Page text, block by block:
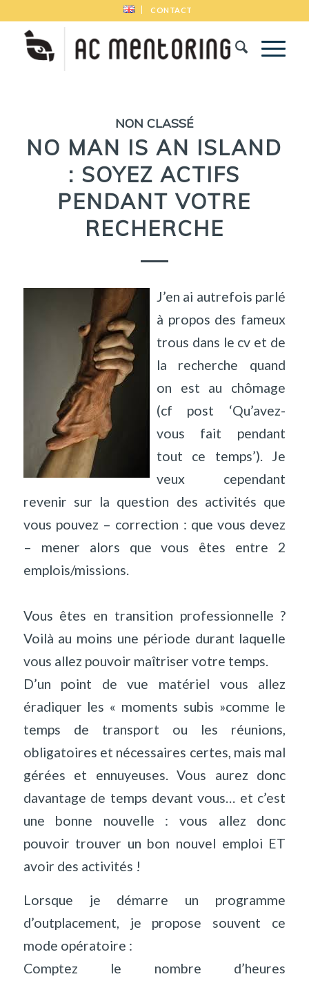
CONTACT
NON CLASSÉ
NO MAN IS AN ISLAND
: SOYEZ ACTIFS
PENDANT VOTRE
RECHERCHE
J’en ai autrefois parlé
à propos des fameux
trous dans le cv et de
la recherche quand
on est au chômage
(cf post ‘Qu’avez-
vous fait pendant
tout ce temps’). Je
veux cependant
revenir sur la question des activités que
vous pouvez – correction : que vous devez
– mener alors que vous êtes entre 2
emplois/missions.
Vous êtes en transition professionnelle ?
Voilà au moins une période durant laquelle
vous allez pouvoir maîtriser votre temps.
D’un point de vue matériel vous allez
éradiquer les « moments subis »comme le
temps de transport ou les réunions,
obligatoires et nécessaires certes, mais mal
gérées et ennuyeuses. Vous aurez donc
davantage de temps devant vous… et c’est
une bonne nouvelle : vous allez donc
pouvoir trouver un bon nouvel emploi ET
avoir des activités !
Lorsque je démarre un programme
d’outplacement, je propose souvent ce
mode opératoire :
Comptez le nombre d’heures